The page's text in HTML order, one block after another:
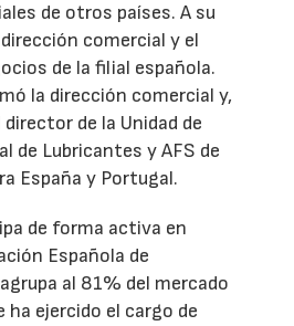
de otros países. A su
comercial y el
de la filial española.
la dirección comercial y,
de la Unidad de
de Lubricantes y AFS de
España y Portugal.
de forma activa en
Española de
al 81% del mercado
ha ejercido el cargo de